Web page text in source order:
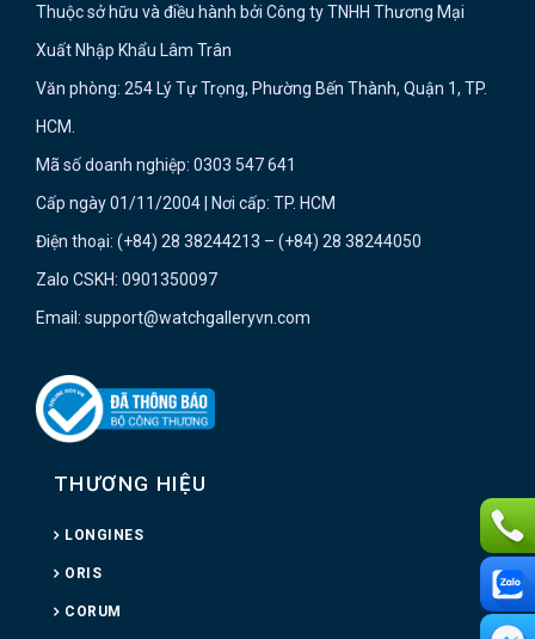
Thuộc sở hữu và điều hành bởi Công ty TNHH Thương Mại
Xuất Nhập Khẩu Lâm Trân
Văn phòng: 254 Lý Tự Trọng, Phường Bến Thành, Quận 1, TP.
HCM.
Mã số doanh nghiệp: 0303 547 641
Cấp ngày 01/11/2004 | Nơi cấp: TP. HCM
Điện thoại: (+84) 28 38244213 – (+84) 28 38244050
Zalo CSKH: 0901350097
Email: support@watchgalleryvn.com
THƯƠNG HIỆU
LONGINES
ORIS
CORUM